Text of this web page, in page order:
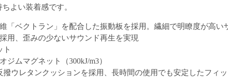
よい装着感です。
「ベクトラン」を配合した振動板を採用。繊細で明瞭度が高い
用、歪みの少ないサウンド再生を実現
ト
ムマグネット（300kJ/m3）
撥ウレタンクッションを採用、長時間の使用でも安定したフィ